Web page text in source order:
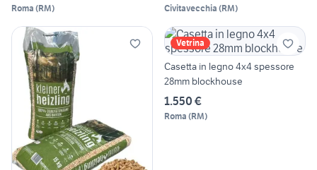
Roma (RM) Civitavecchia (RM)
Vetrina
Casetta in legno 4x4 spessore
28mm blockhouse
1.550 €
Roma (RM)